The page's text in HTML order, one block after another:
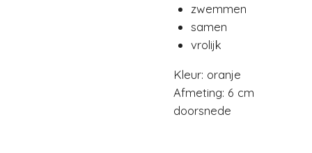
zwemmen
samen
vrolijk
Kleur: oranje
Afmeting: 6 cm
doorsnede